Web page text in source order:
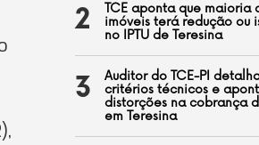
2
TCE aponta que maioria
imóveis terá redução ou
no IPTU de Teresina
3
Auditor do TCE-PI
critérios técnicos e
distorções na cobrança
em Teresina